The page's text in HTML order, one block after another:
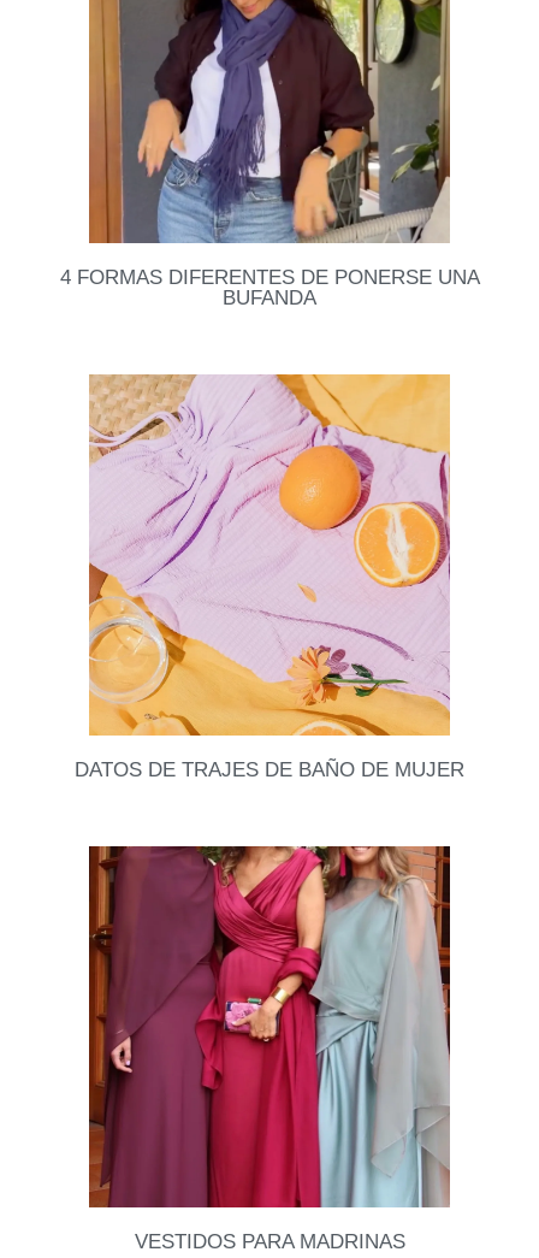
tip sencillo que te va
Leer datos
🧣 Se vienen los días fríos, a si que aquí les dejo 4
formas fáciles y estilosas que les van a servir para
ponerse
Leer datos
4 FORMAS DIFERENTES DE PONERSE UNA
BUFANDA
Se viene el sol, escapadas a la playa o días de
piscina y nada mejor que estrenar nuevos trajes de
baño. Así que les
Leer datos
DATOS DE TRAJES DE BAÑO DE MUJER
VESTIDOS PARA MADRINAS